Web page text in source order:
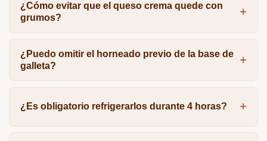
¿Cómo evitar que el queso crema quede con
grumos?
¿Puedo omitir el horneado previo de la base de
galleta?
¿Es obligatorio refrigerarlos durante 4 horas?